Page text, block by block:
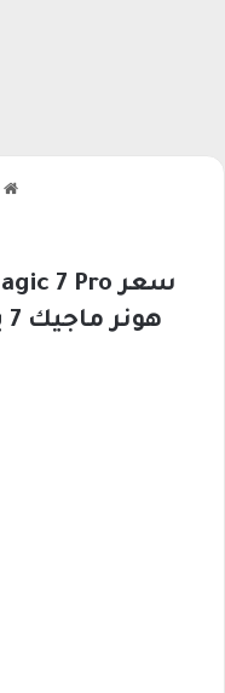
هونر ماجيك 7 برو يدعم كم فريم ببجي